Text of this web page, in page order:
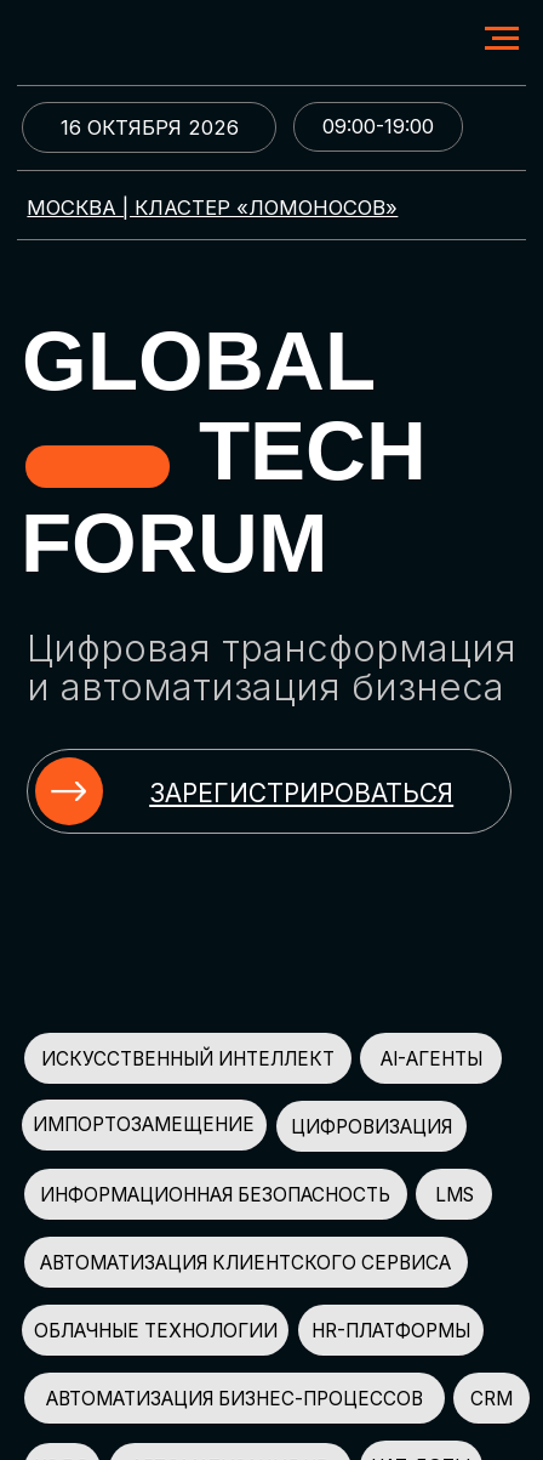
МОСКВА | КЛАСТЕР «ЛОМОНОСОВ»
GLOBAL
TECH
FORUM
Цифровая трансформация
и автоматизация бизнеса
ЗАРЕГИСТРИРОВАТЬСЯ
09:00-19:00
16 ОКТЯБРЯ 2026
ИСКУССТВЕННЫЙ ИНТЕЛЛЕКТ
НЕЙРОСЕТИ ДЛЯ БИЗНЕСА
КЭДО
ЦИФРОВИЗАЦИЯ
АВТОМАТИЗАЦИЯ HR
АВТОМАТИЗАЦИЯ МАРКЕТИНГА И ПРОДАЖ
AI-АССИСТЕНТЫ
ЧАТ-БОТЫ
ИМПОРТОЗАМЕЩЕНИЕ
СПИКЕРОВ
150+
ПАРТНЕРОВ
100+